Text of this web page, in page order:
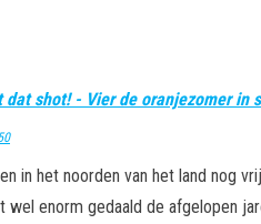
dat shot! - Vier de oranjezomer in
in het noorden van het land nog
wel enorm gedaald de afgelopen